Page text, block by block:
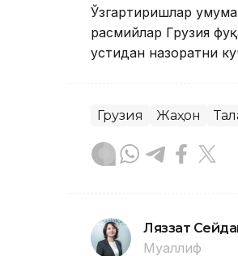
Ўзгартиришлар
расмийлар Грузия
устидан назоратни
Грузия Жаҳон
Ляззат
Муаллиф